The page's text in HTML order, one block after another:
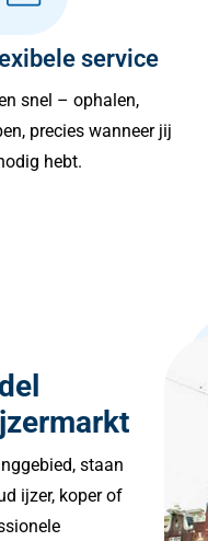
service
snel – ophalen,
precies wanneer jij
hebt.
staan
ijzer, koper of